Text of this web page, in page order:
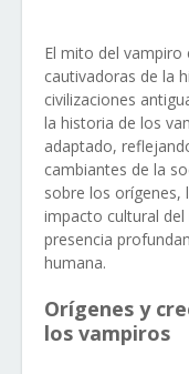
El mito del vampiro
cautivadoras de la
civilizaciones
la historia de los
adaptado,
cambiantes de la
sobre los orígenes,
impacto cultural
presencia
humana.
Orígenes y
los vampiros